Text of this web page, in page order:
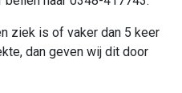
ziek is of vaker dan 5 keer
dan geven wij dit door